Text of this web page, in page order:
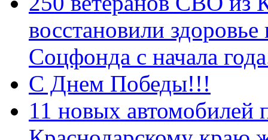
восстановили
Соцфонда с начала
С Днем Победы!!!
11 новых автомобилей